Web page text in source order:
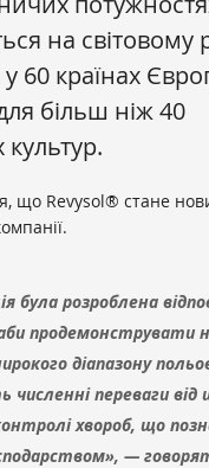
на світовому
60 країнах
більш ніж 40
культур.
що Revysol® стане
розроблена
продемонструвати
діапазону
переваги від
хвороб, що
—